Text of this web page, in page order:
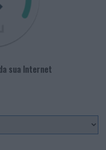
sua Internet